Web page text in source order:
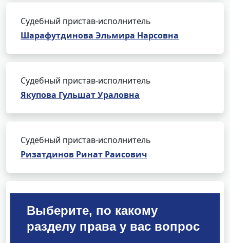
Судебный пристав-исполнитель
Шарафутдинова Эльмира Нарсовна
Судебный пристав-исполнитель
Якупова Гульшат Ураловна
Судебный пристав-исполнитель
Ризатдинов Ринат Раисович